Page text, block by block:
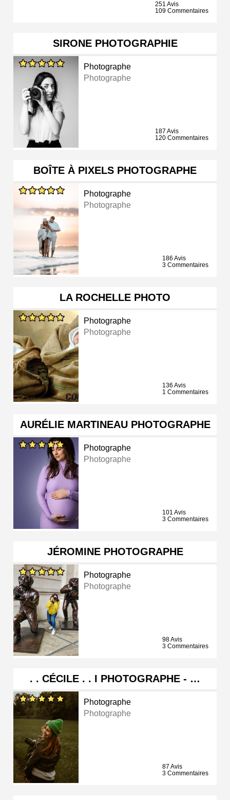
251 Avis
109 Commentaires
SIRONE PHOTOGRAPHIE
Photographe
Photographe
187 Avis
120 Commentaires
BOÎTE À PIXELS PHOTOGRAPHE
Photographe
Photographe
186 Avis
3 Commentaires
LA ROCHELLE PHOTO
Photographe
Photographe
136 Avis
1 Commentaires
AURÉLIE MARTINEAU PHOTOGRAPHE
Photographe
Photographe
101 Avis
3 Commentaires
JÉROMINE PHOTOGRAPHE
Photographe
Photographe
98 Avis
3 Commentaires
. . CÉCILE . . I PHOTOGRAPHE - …
Photographe
Photographe
87 Avis
3 Commentaires